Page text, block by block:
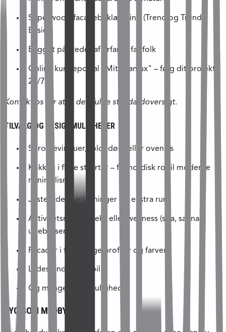
Superwood facadebeklædning (Trend og Trend
Basic)
Bygget på stedet af erfarne fagfolk
Online kundeportal "Mit Skanlux" – følg dit projekt
24/7
Kontakt os for at få den fulde standardoversigt.
TILVALG OG DESIGNMULIGHEDER
Sprossevinduer, foldedøre eller ovenlys
Køkken i flere stilarter – fra nordisk ro til moderne
minimalisme
Justerede planløsninger og ekstra rum
Aktivitetsrum, anneks eller wellness (spa, sauna,
udebruser)
Facader i forskellige profiler og farver
Ladestander til elbil
Og mange flere muligheder
BYG SOM MEDBYG